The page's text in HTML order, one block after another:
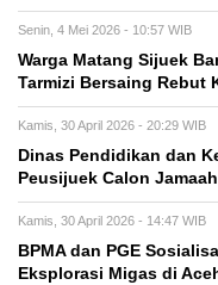
Senin, 4 Mei 2026 - 10:57 WIB
Warga Matang Sijuek
Tarmizi Bersaing Rebut
Kamis, 30 April 2026 - 20:29 WIB
Dinas Pendidikan dan
Peusijuek Calon
Kamis, 30 April 2026 - 14:47 WIB
BPMA dan PGE
Eksplorasi Migas di